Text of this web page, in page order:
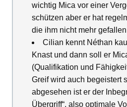
wichtig Mica vor einer
schützen aber er hat
die ihm nicht mehr
Cilian kennt Néthan
Knast und dann soll er
(Qualifikation und
Greif wird auch begeistert
abgesehen ist er der
Übergriff“, also optimale